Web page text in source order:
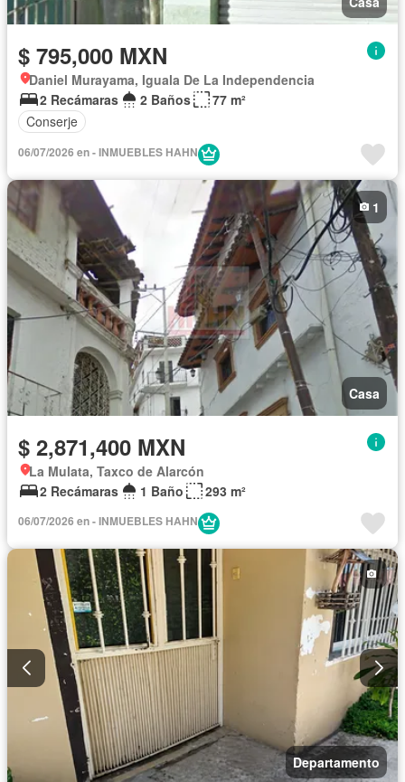
$ 795,000 MXN
Daniel Murayama, Iguala De La Independencia
2 Recámaras
2 Baños
77 m²
Conserje
06/07/2026 en - INMUEBLES HAHN
Casa
1
$ 2,871,400 MXN
La Mulata, Taxco de Alarcón
2 Recámaras
1 Baño 293 m²
06/07/2026 en - INMUEBLES HAHN
Departamento